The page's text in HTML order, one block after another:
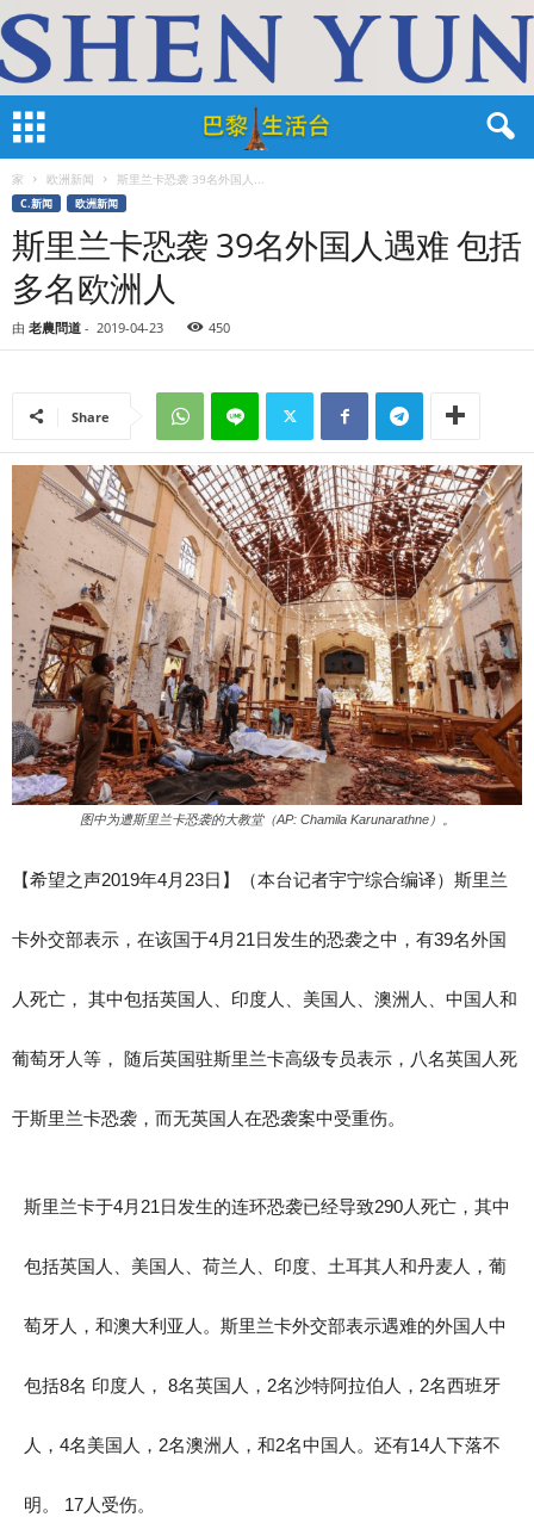
家 欧洲新闻 斯里兰卡恐袭 39名外国人...
C.新闻 欧洲新闻
斯里兰卡恐袭 39名外国人遇难 包括
多名欧洲人
由 老農問道 - 2019-04-23 450
Share
图中为遭斯里兰卡恐袭的大教堂（AP: Chamila Karunarathne）。
【希望之声2019年4月23日】 （本台记者宇宁综合编译） 斯里兰
卡外交部表示，在该国于4月21日发生的恐袭之中，有39名外国
人死亡， 其中包括英国人、印度人、美国人、澳洲人、中国人和
葡萄牙人等， 随后英国驻斯里兰卡高级专员表示，八名英国人死
于斯里兰卡恐袭，而无英国人在恐袭案中受重伤。
斯里兰卡于4月21日发生的连环恐袭已经导致290人死亡，其中
包括英国人、美国人、荷兰人、印度、土耳其人和丹麦人，葡
萄牙人，和澳大利亚人。斯里兰卡外交部表示遇难的外国人中
包括8名 印度人， 8名英国人，2名沙特阿拉伯人，2名西班牙
人，4名美国人，2名澳洲人，和2名中国人。还有14人下落不
明。 17人受伤。